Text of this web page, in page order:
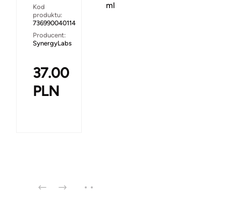
Kod
produktu:
736990040114
Producent:
SynergyLabs
37.00
PLN
ml